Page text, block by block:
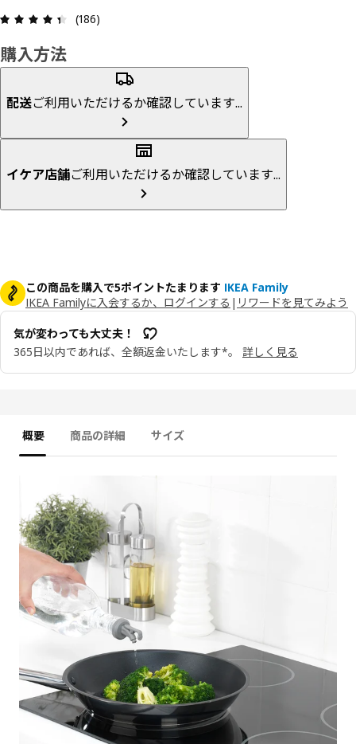
(186)
購入方法
配送ご利用いただけるか確認しています...
イケア店舗ご利用いただけるか確認しています...
この商品を購入で5ポイントたまります IKEA Family
IKEA Familyに入会するか、ログインする | リワードを見てみよう
気が変わっても大丈夫！
365日以内であれば、全額返金いたします*。
詳しく見る
概要 商品の詳細 サイズ